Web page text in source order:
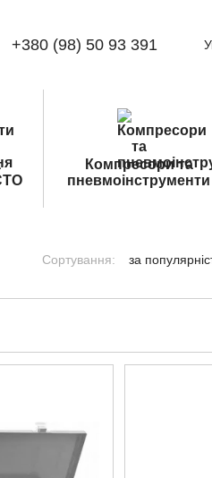
+380 (98) 50 93 391
Компресори та
пневмоінструменти
Сортування: за